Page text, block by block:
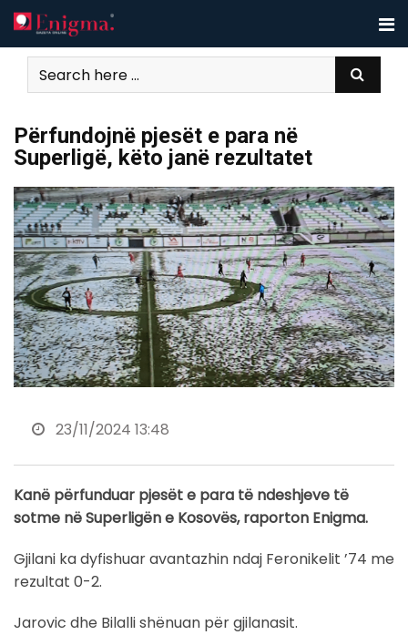
Skip
to
content
Përfundojnë pjesët e para në
Superligë, këto janë rezultatet
23/11/2024 13:48
Kanë përfunduar pjesët e para të ndeshjeve të
sotme në Superligën e Kosovës, raporton Enigma.
Gjilani ka dyfishuar avantazhin ndaj Feronikelit ’74 me
rezultat 0-2.
Jarovic dhe Bilalli shënuan për gjilanasit.